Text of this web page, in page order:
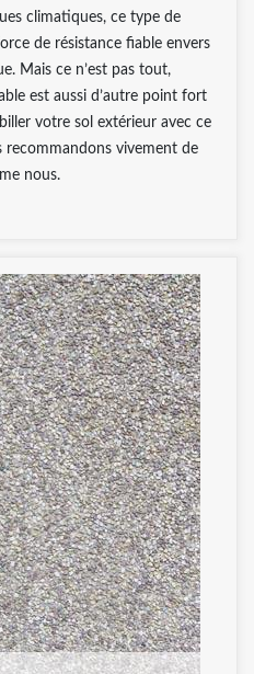
climatiques, ce type de
de résistance fiable envers
Mais ce n’est pas tout,
est aussi d’autre point fort
votre sol extérieur avec ce
vivement de
nous.